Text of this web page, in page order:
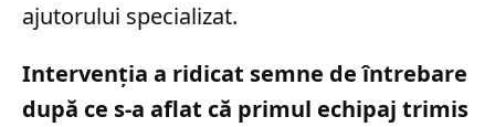
ajutorului specializat.
Intervenția a ridicat semne de întrebare
după ce s-a aflat că primul echipaj trimis